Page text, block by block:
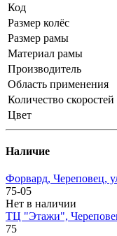
Код
Размер колёс
Размер рамы
Материал рамы
Производитель
Область применения
Количество скоростей
Цвет
Наличие
Форвард, Череповец,
75-05
Нет в наличии
ТЦ "Этажи",
75